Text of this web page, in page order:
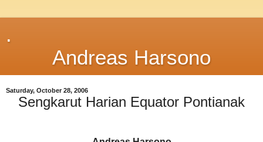
.
Andreas Harsono
Saturday, October 28, 2006
Sengkarut Harian Equator Pontianak